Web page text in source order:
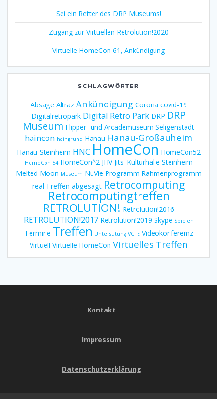
Sei ein Retter des DRP Museums!
Zugang zur Virtuellen Retrolution!2020
Virtuelle HomeCon 61, Ankündigung
SCHLAGWÖRTER
Absage Altraz Ankündigung Corona covid-19
Digitalretropark Digital Retro Park DRP DRP
Museum Flipper- und Arcademuseum Seligenstadt
haincon haingrund Hanau Hanau-Großauheim
Hanau-Steinheim HNC HomeCon HomeCon52
HomeCon 54 HomeCon^2 JHV Jitsi Kulturhalle Steinheim
Melted Moon Museum NuVie Programm Rahmenprogramm
real Treffen abgesagt Retrocomputing
Retrocomputingtreffen
RETROLUTION! Retrolution!2016
RETROLUTION!2017 Retrolution!2019 Skype Spielen
Termine Treffen Untersütung VCFE Videokonferemz
Virtuell Virtuelle HomeCon Virtuelles Treffen
Kontakt
Impressum
Datenschutzerklärung